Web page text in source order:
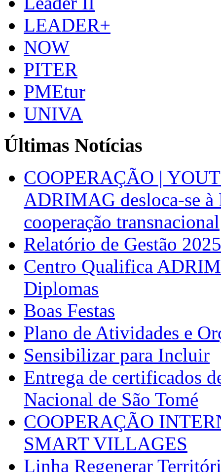
LEADER+
NOW
PITER
PMEtur
UNIVA
Últimas Notícias
COOPERAÇÃO |
ADRIMAG desloca-se
cooperação transnacional
Relatório de Gestão 2025
Centro Qualifica
Diplomas
Boas Festas
Plano de Atividades e
Sensibilizar para Incluir
Entrega de certificados
Nacional de São Tomé
COOPERAÇÃO
SMART VILLAGES
Linha Regenerar